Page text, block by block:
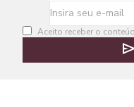
Aceito receber o